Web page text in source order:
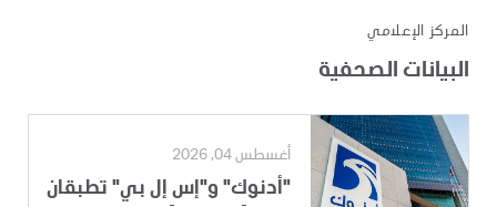
المركز الإعلامي
البيانات الصحفية
أغسطس 04, 2026
"أدنوك" و"إس إل بي" تطبقان